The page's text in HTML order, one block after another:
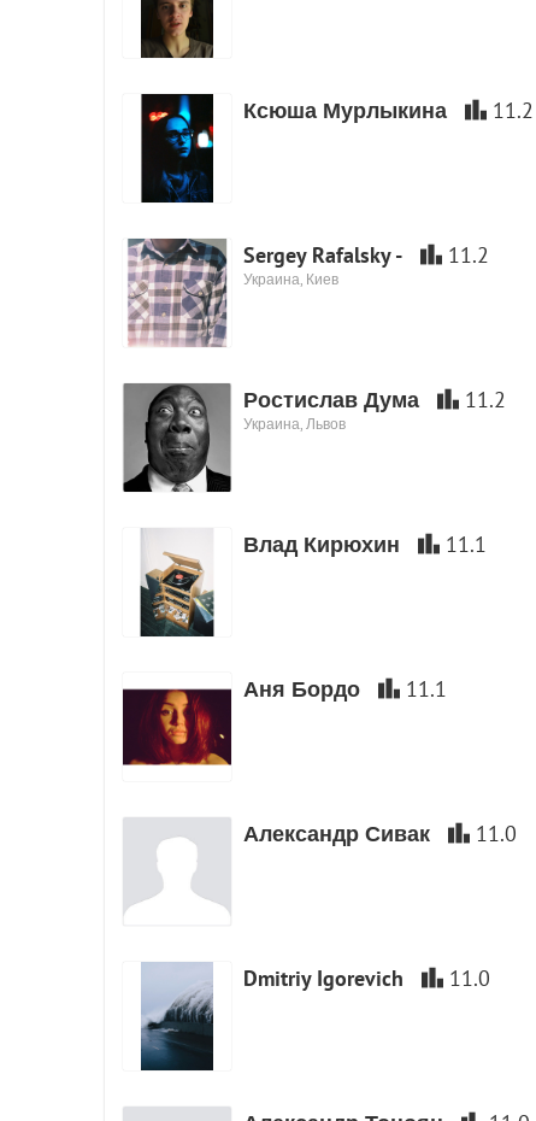
Ксюша Мурлыкина 11.2
Sergey Rafalsky - 11.2
Украина, Киев
Ростислав Дума 11.2
Украина, Львов
Влад Кирюхин 11.1
Аня Бордо 11.1
Александр Сивак 11.0
Dmitriy Igorevich 11.0